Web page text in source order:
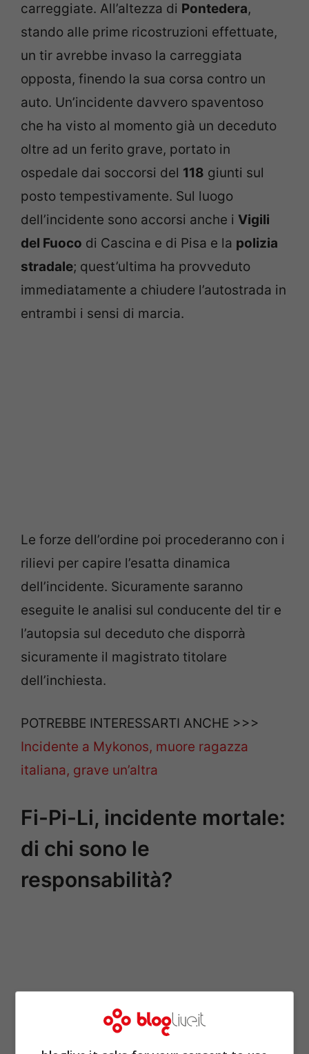
carreggiate. All’altezza di Pontedera,
stando alle prime ricostruzioni effettuate,
un tir avrebbe invaso la carreggiata
opposta, finendo la sua corsa contro un
auto. Un’incidente davvero spaventoso
che ha visto al momento già un deceduto
oltre ad un ferito grave, portato in
ospedale dai soccorsi del 118 giunti sul
posto tempestivamente. Sul luogo
dell’incidente sono accorsi anche i Vigili
del Fuoco di Cascina e di Pisa e la polizia
stradale; quest’ultima ha provveduto
immediatamente a chiudere l’autostrada in
entrambi i sensi di marcia.
Le forze dell’ordine poi procederanno con i
rilievi per capire l’esatta dinamica
dell’incidente. Sicuramente saranno
eseguite le analisi sul conducente del tir e
l’autopsia sul deceduto che disporrà
sicuramente il magistrato titolare
dell’inchiesta.
POTREBBE INTERESSARTI ANCHE >>>
Incidente a Mykonos, muore ragazza
italiana, grave un’altra
Fi-Pi-Li, incidente mortale:
di chi sono le
responsabilità?